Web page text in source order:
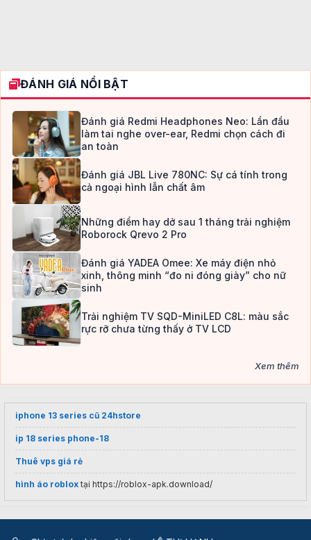
ĐÁNH GIÁ NỔI BẬT
Đánh giá Redmi Headphones Neo: Lần đầu
làm tai nghe over-ear, Redmi chọn cách đi
an toàn
Đánh giá JBL Live 780NC: Sự cá tính trong
cả ngoại hình lẫn chất âm
Những điểm hay dở sau 1 tháng trải nghiệm
Roborock Qrevo 2 Pro
Đánh giá YADEA Omee: Xe máy điện nhỏ
xinh, thông minh “đo ni đóng giày” cho nữ
sinh
Trải nghiệm TV SQD-MiniLED C8L: màu sắc
rực rỡ chưa từng thấy ở TV LCD
Xem thêm
iphone 13 series cũ 24hstore
ip 18 series phone-18
Thuê vps giá rẻ
hình áo roblox tại https://roblox-apk.download/